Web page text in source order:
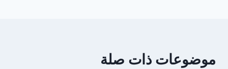
موضوعات ذات صلة